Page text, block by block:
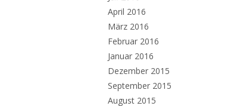
April 2016
März 2016
Februar 2016
Januar 2016
Dezember 2015
September 2015
August 2015